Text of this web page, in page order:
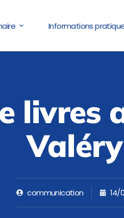
Informations
livres
communication 14/